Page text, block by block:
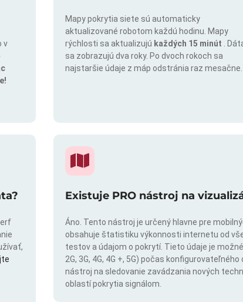
v
Mapy pokrytia siete sú automaticky
aktualizované robotom každú hodinu. Mapy
rýchlosti sa aktualizujú každých 15 minút
.
sa zobrazujú dva roky. Po dvoch rokoch sa
najstaršie údaje z máp odstránia raz mesačne.
Existuje PRO nástroj na
Áno. Tento nástroj je určený hlavne pre
obsahuje štatistiku výkonnosti internetu od
testov a údajom o pokrytí. Tieto údaje je
2G, 3G, 4G, 4G +, 5G) počas
nástroj na sledovanie zavádzania nových
oblastí pokrytia signálom.